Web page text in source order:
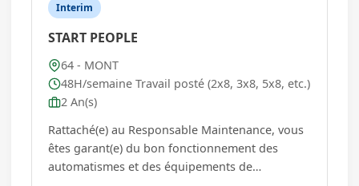
Interim
START PEOPLE
64 - MONT
48H/semaine Travail posté (2x8, 3x8, 5x8, etc.)
2 An(s)
Rattaché(e) au Responsable Maintenance, vous
êtes garant(e) du bon fonctionnement des
automatismes et des équipements de